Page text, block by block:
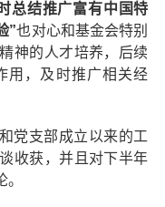
总结推广富有中国特
”也对心和基金会特别
神的人才培养，后续
用，及时推广相关经
党支部成立以来的工
收获，并且对下半年